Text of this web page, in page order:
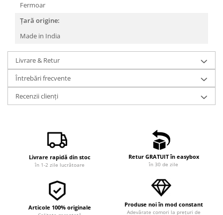
Fermoar
Țară origine:
Made in India
Livrare & Retur
Întrebări frecvente
Recenzii clienți
Livrare rapidă din stoc
în 1-2 zile lucrătoare
Retur GRATUIT în easybox
în 30 de zile
Articole 100% originale Produse noi în mod constant
Adevărate comori la prețuri de